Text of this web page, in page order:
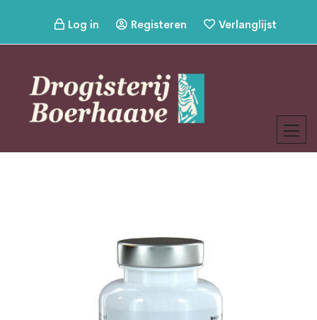
Log in Registeren Verlanglijst